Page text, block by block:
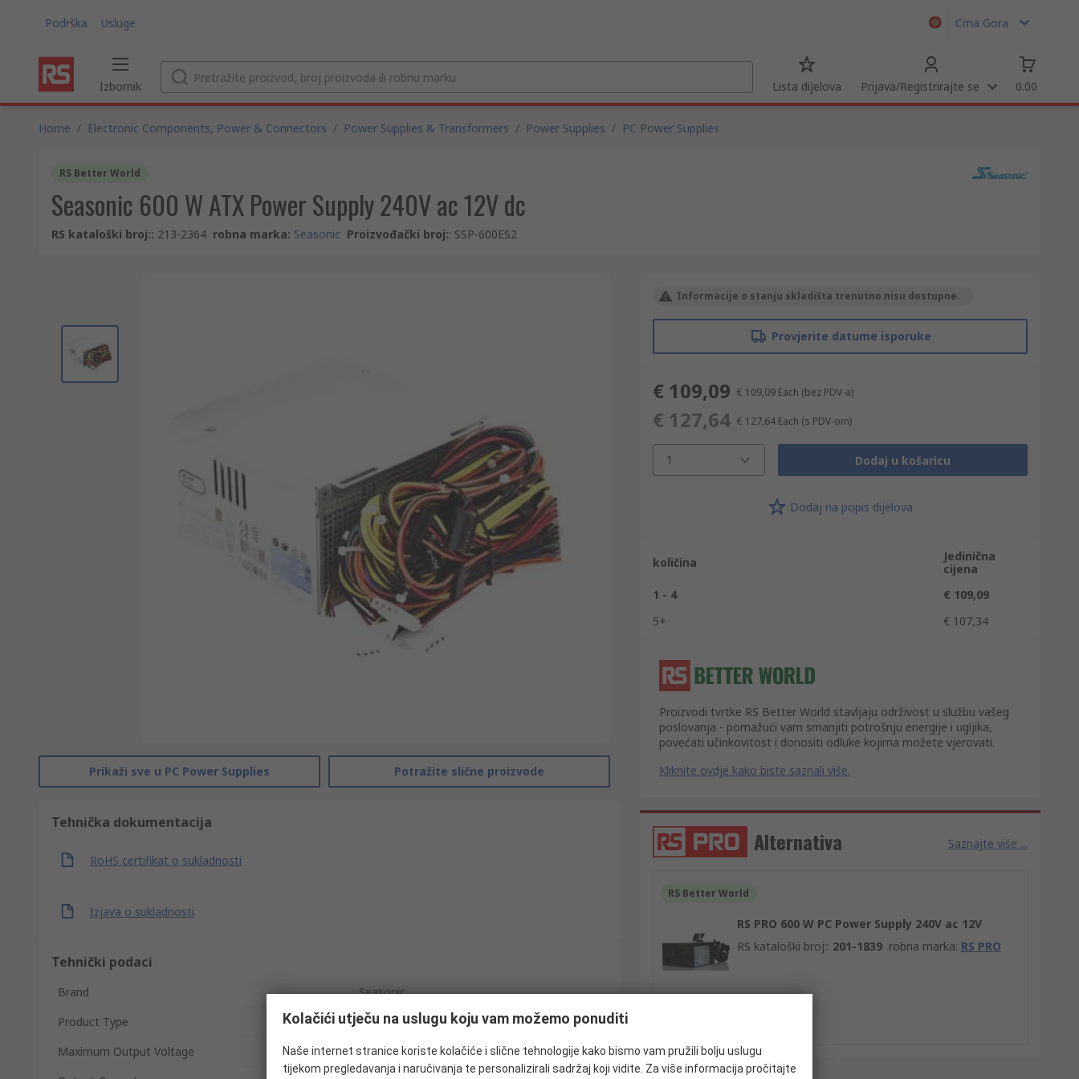
Podrška Usluge Crna Gora
Izbornik Lista dijelova Prijava/Registrirajte se 0.00
Home / Electronic Components, Power & Connectors / Power Supplies & Transformers / Power Supplies / PC Power Supplies
RS Better World
Seasonic 600 W ATX Power Supply 240V ac 12V dc
RS kataloški broj:: 213-2364 robna marka: Seasonic Proizvođački broj:: SSP-600ES2
Prikaži sve u PC Power Supplies Potražite slične proizvode
Tehnička dokumentacija
RoHS certifikat o sukladnosti
Izjava o sukladnosti
Tehnički podaci
Brand
Seasonic
Product Type
ATX Power Supply
Maximum Output Voltage
12V dc
Informacije o stanju skladišta trenutno nisu dostupne.
Provjerite datume isporuke
€ 109,09 € 109,09 Each (bez PDV-a)
€ 127,64 € 127,64 Each (s PDV-om)
1 Dodaj u košaricu
Dodaj na popis dijelova
količina
Jedinična
cijena
1 - 4
€ 109,09
5+
€ 107,34
Proizvodi tvrtke RS Better World stavljaju održivost u službu vašeg
poslovanja - pomažući vam smanjiti potrošnju energije i ugljika,
povećati učinkovitost i donositi odluke kojima možete vjerovati.
Kliknite ovdje kako biste saznali više.
Alternativa Saznajte više ...
RS Better World
RS PRO 600 W PC Power Supply 240V ac 12V
RS kataloški broj:: 201-1839 robna marka: RS PRO
Kolačići utječu na uslugu koju vam možemo ponuditi
Naše internet stranice koriste kolačiće i slične tehnologije kako bismo vam pružili bolju uslugu
tijekom pregledavanja i naručivanja te personalizirali sadržaj koji vidite. Za više informacija pročitajte